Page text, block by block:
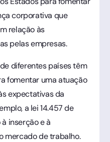
corporativa que
relação às
pelas empresas.
diferentes países têm
fomentar uma atuação
expectativas da
a lei 14.457 de
inserção e à
mercado de trabalho.